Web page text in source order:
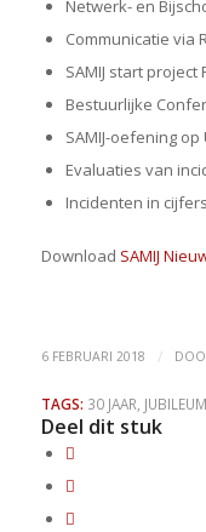
Netwerk- en
Communicatie via
SAMIJ start
Bestuurlijke
SAMIJ-oefening op
Evaluaties van
Incidenten in cijfers
Download SAMIJ
6 FEBRUARI 2018 /
TAGS: 30 JAAR, JUBILEUM
Deel dit stuk